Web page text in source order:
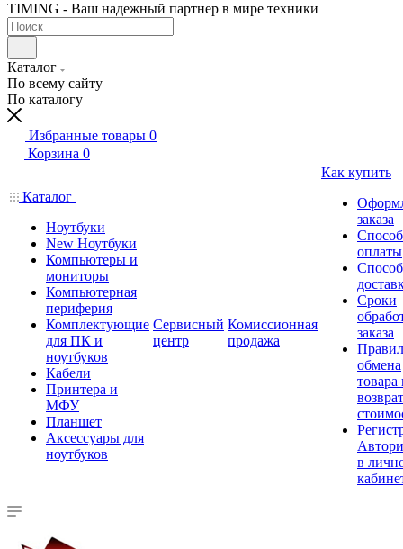
TIMING - Ваш надежный партнер в мире техники
Каталог
По всему сайту
По каталогу
Избранные товары 0
Корзина 0
Каталог
Ноутбуки
New Ноутбуки
Компьютеры и
мониторы
Компьютерная
периферия
Комплектующие
для ПК и
ноутбуков
Кабели
Принтера и
МФУ
Планшет
Аксессуары для
ноутбуков
Сервисный
центр
Комиссионная
продажа
Как купить
заказа
оплаты
Сроки
заказа
обмена
товара
в